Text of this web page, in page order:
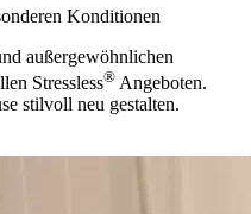
Konditionen
außergewöhnlichen
Stressless® Angeboten.
stilvoll neu gestalten.